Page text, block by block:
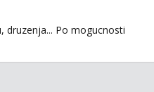
druzenja... Po mogucnosti